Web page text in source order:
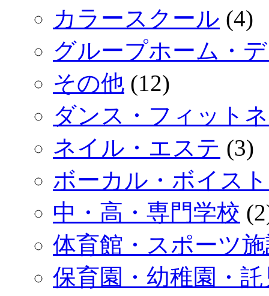
カラースクール (4)
グループホーム・
その他 (12)
ダンス・フィット
ネイル・エステ (3)
ボーカル・ボイス
中・高・専門学校
体育館・スポーツ
保育園・幼稚園・